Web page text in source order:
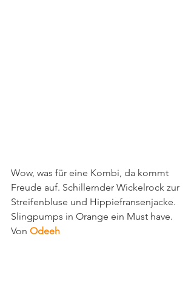
Wow, was für eine Kombi, da kommt
Freude auf. Schillernder Wickelrock zur
Streifenbluse und Hippiefransenjacke.
Slingpumps in Orange ein Must have.
Von Odeeh